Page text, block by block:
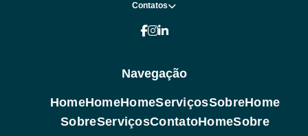
Contatos
Navegação
HomeHomeHomeServiçosSobreHome
SobreServiçosContatoHomeSobre